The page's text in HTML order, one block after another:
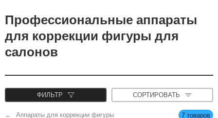
Профессиональные аппараты
для коррекции фигуры для
салонов
ФИЛЬТР СОРТИРОВАТЬ
Аппараты для коррекции фигуры 7 товаров